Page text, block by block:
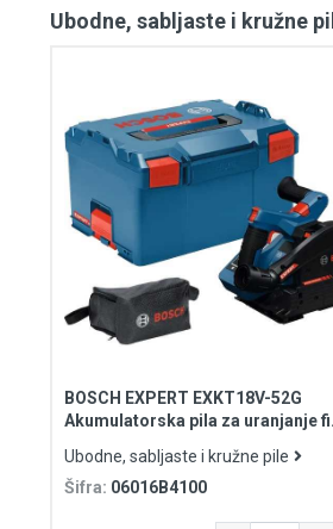
Ubodne, sabljaste i kružne
BOSCH EXPERT EXKT18V-52G
Akumulatorska pila za uranjanje fi
Ubodne, sabljaste i kružne pile
Šifra: 06016B4100